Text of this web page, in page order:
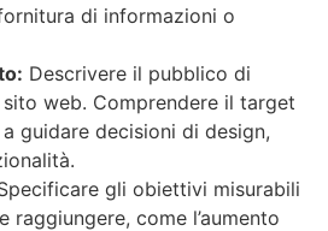
di informazioni o
Descrivere il pubblico di
web. Comprendere il target
guidare decisioni di design,
gli obiettivi misurabili
raggiungere, come l’aumento